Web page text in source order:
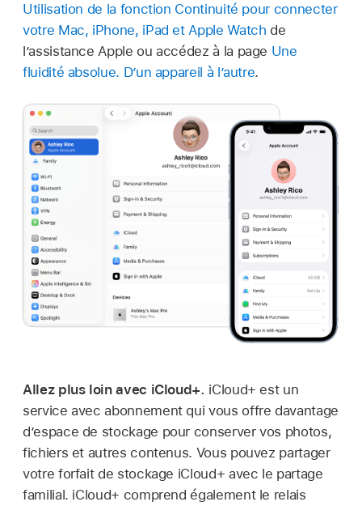
Utilisation de la fonction Continuité pour connecter
votre Mac, iPhone, iPad et Apple Watch de
l’assistance Apple ou accédez à la page Une
fluidité absolue. D’un appareil à l’autre.
Allez plus loin avec iCloud+. iCloud+ est un
service avec abonnement qui vous offre davantage
d’espace de stockage pour conserver vos photos,
fichiers et autres contenus. Vous pouvez partager
votre forfait de stockage iCloud+ avec le partage
familial. iCloud+ comprend également le relais